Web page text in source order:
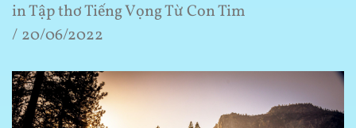
inTập thơ Tiếng Vọng Từ Con Tim
20/06/2022